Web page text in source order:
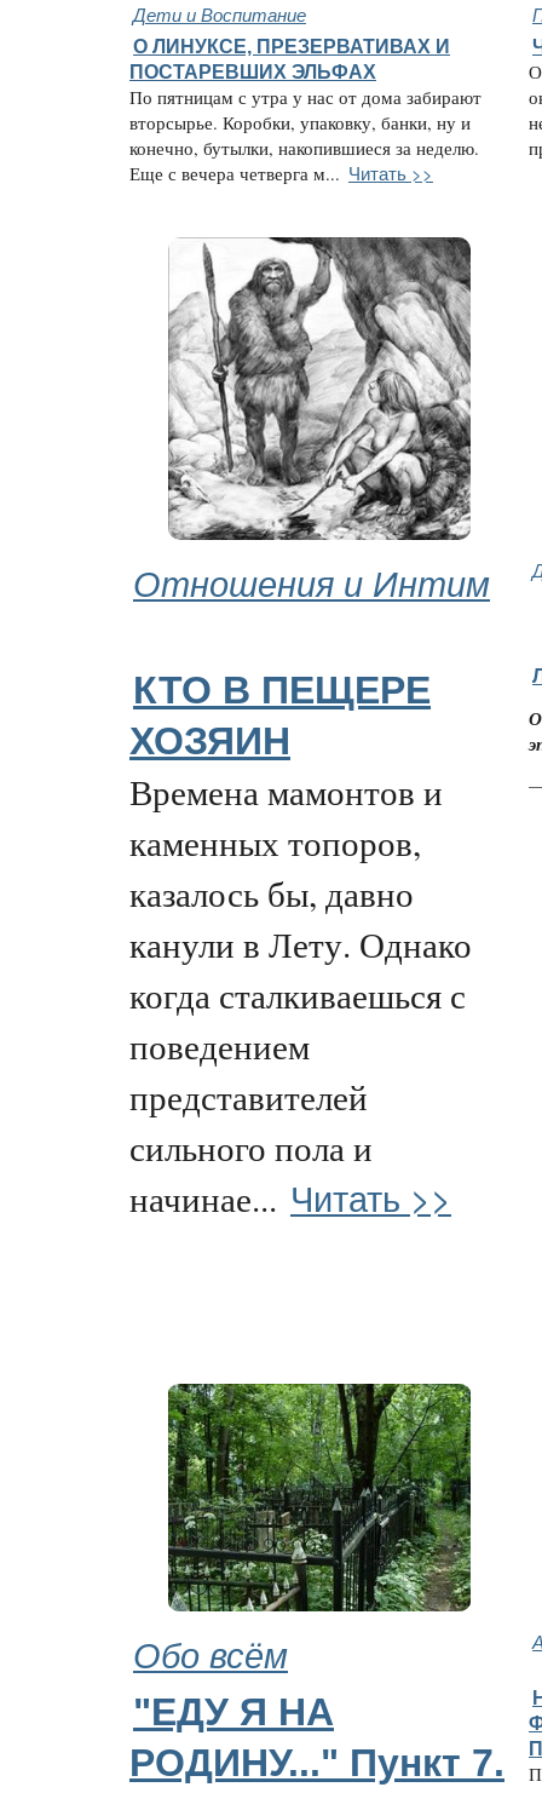
Дети и Воспитание
О ЛИНУКСЕ, ПРЕЗЕРВАТИВАХ И
ПОСТАРЕВШИХ ЭЛЬФАХ
По пятницам с утра у нас от дома забирают
вторсырье. Коробки, упаковку, банки, ну и
конечно, бутылки, накопившиеся за неделю.
Еще с вечера четверга м... Читать >>
Отношения и Интим
КТО В ПЕЩЕРЕ
ХОЗЯИН
Времена мамонтов и
каменных топоров,
казалось бы, давно
канули в Лету. Однако
когда сталкиваешься с
поведением
представителей
сильного пола и
начинае... Читать >>
Обо всём
"ЕДУ Я НА
РОДИНУ..." Пункт 7.